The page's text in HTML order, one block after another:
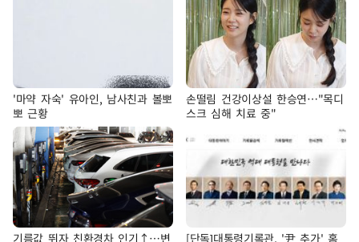
'마약 자숙' 유아인, 남사친과 볼뽀
뽀 근황
손떨림 건강이상설 한승연…"목디
스크 심해 치료 중"
기름값 뛰자 친환경차 인기↑…변 [단독]대통령기록관, '尹 추가' 홈